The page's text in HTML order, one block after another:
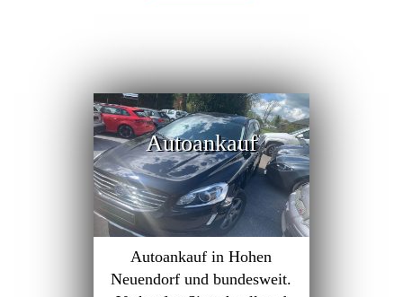
Autoankauf
Autoankauf in Hohen
Neuendorf und bundesweit.